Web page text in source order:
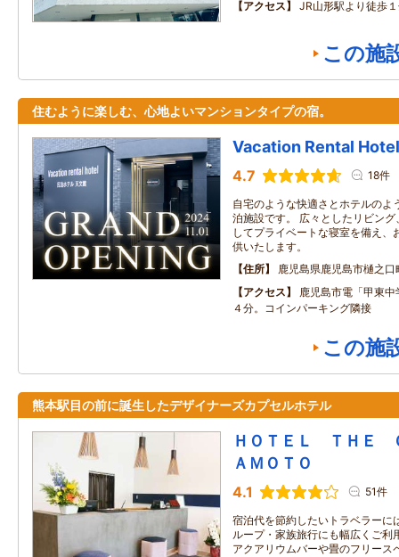
アクセス
JR山形駅より徒歩
この施
住むように楽しむ、心地よいマンションタイプの宿。
Vacation Rental
4.7 18件
自宅のような快適さとホテルのよ
泊施設です。 広々としたリビン
してプライベートな寝室を備え、
供いたします。
住所
鹿児島県鹿児島市樋之口
アクセス
鹿児島市電「甲東
４分。コインパーキング隣接
この施
熊本駅目の前に誕生したデザイナーズカプセルホテル
ＨＯＴＥＬ ＴＨＥ
ＡＭＯＴＯ
4.1 51件
宿泊代を節約したいトラベラーに
ループ・家族旅行にも幅広くご利
アクアリウムバーや畳のフリース